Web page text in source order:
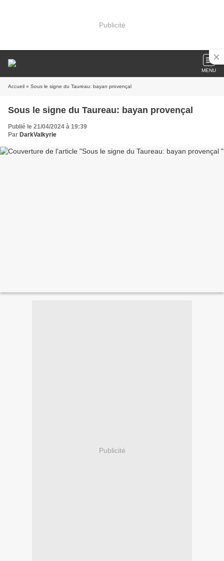
Publicité
MENU
Accueil » Sous le signe du Taureau: bayan provençal
Sous le signe du Taureau: bayan provençal
Publié le 21/04/2024 à 19:39
Par DarkValkyrie
Publicité